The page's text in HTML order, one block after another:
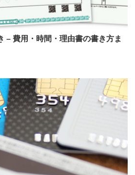
– 費用・時間・理由書の書き方ま